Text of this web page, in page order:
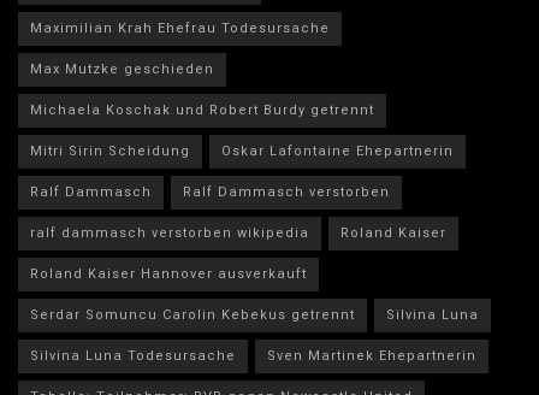
Maximilian Krah Ehefrau Todesursache
Max Mutzke geschieden
Michaela Koschak und Robert Burdy getrennt
Mitri Sirin Scheidung
Oskar Lafontaine Ehepartnerin
Ralf Dammasch
Ralf Dammasch verstorben
ralf dammasch verstorben wikipedia
Roland Kaiser
Roland Kaiser Hannover ausverkauft
Serdar Somuncu Carolin Kebekus getrennt
Silvina Luna
Silvina Luna Todesursache
Sven Martinek Ehepartnerin